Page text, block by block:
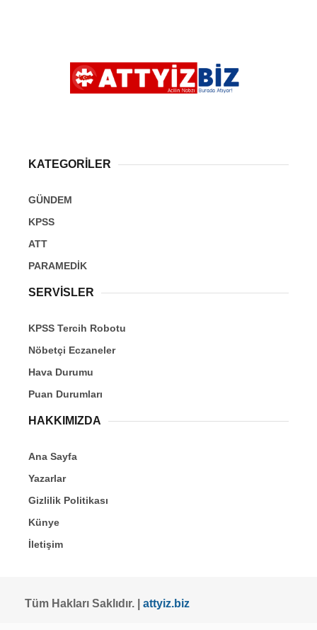
KATEGORİLER
GÜNDEM
KPSS
ATT
PARAMEDİK
SERVİSLER
KPSS Tercih Robotu
Nöbetçi Eczaneler
Hava Durumu
Puan Durumları
HAKKIMIZDA
Ana Sayfa
Yazarlar
Gizlilik Politikası
Künye
İletişim
Tüm Hakları Saklıdır. | attyiz.biz